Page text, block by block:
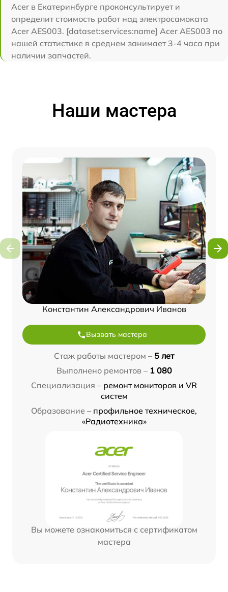
Acer в Екатеринбурге проконсультирует и
определит стоимость работ над электросамоката
Acer AES003. [dataset:services:name] Acer AES003 по
нашей статистике в среднем занимает 3-4 часа при
наличии запчастей.
Наши мастера
Константин Александрович Иванов
Вызвать мастера
Стаж работы мастером – 5 лет
Выполнено ремонтов – 1 080
Специализация – ремонт мониторов и VR
систем
Образование – профильное техническое,
«Радиотехника»
Вы можете ознакомиться с сертификатом
мастера